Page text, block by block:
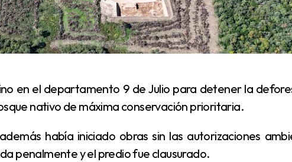
nativo de máxima conservación prioritaria.
penalmente y el predio fue clausurado.